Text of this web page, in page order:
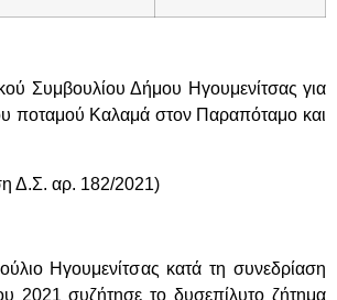
Συμβουλίου Δήμου Ηγουμενίτσας για
ποταμού Καλαμά στον Παραπόταμο και
Δ.Σ. αρ. 182/2021)
Ηγουμενίτσας κατά τη συνεδρίαση
2021 συζήτησε το δυσεπίλυτο ζήτημα